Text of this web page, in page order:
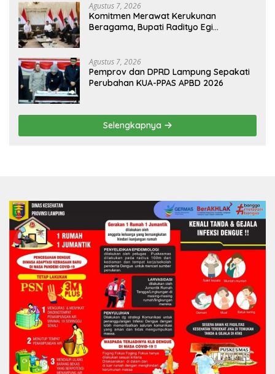
Agustus 7, 2026
Komitmen Merawat Kerukunan
Beragama, Bupati Radityo Egi
Agustus 7, 2026
Pemprov dan DPRD Lampung Sepakati
Perubahan KUA-PPAS APBD 2026
Selengkapnya